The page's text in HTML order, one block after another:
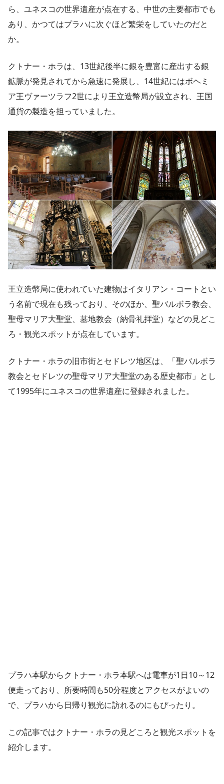
ら、ユネスコの世界遺産が点在する、中世の主要都市でも
あり、かつてはプラハに次ぐほど繁栄をしていたのだと
か。
クトナー・ホラは、13世紀後半に銀を豊富に産出する銀
鉱脈が発見されてから急速に発展し、14世紀にはボヘミ
ア王ヴァーツラフ2世により王立造幣局が設立され、王国
通貨の製造を担っていました。
王立造幣局に使われていた建物はイタリアン・コートとい
う名前で現在も残っており、そのほか、聖バルボラ教会、
聖母マリア大聖堂、墓地教会（納骨礼拝堂）などの見どこ
ろ・観光スポットが点在しています。
クトナー・ホラの旧市街とセドレツ地区は、「聖バルボラ
教会とセドレツの聖母マリア大聖堂のある歴史都市」とし
て1995年にユネスコの世界遺産に登録されました。
プラハ本駅からクトナー・ホラ本駅へは電車が1日10～12
便走っており、所要時間も50分程度とアクセスがよいの
で、プラハから日帰り観光に訪れるのにもぴったり。
この記事ではクトナー・ホラの見どころと観光スポットを
紹介します。